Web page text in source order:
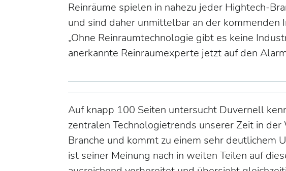
Reinräume spielen in nahezu jeder Hightech-
und sind daher unmittelbar an der
„Ohne Reinraumtechnologie gibt es keine
anerkannte Reinraumexperte jetzt auf den
Auf knapp 100 Seiten untersucht Duvernell
zentralen Technologietrends unserer Zeit in
Branche und kommt zu einem sehr deutlichem
ist seiner Meinung nach in weiten Teilen auf